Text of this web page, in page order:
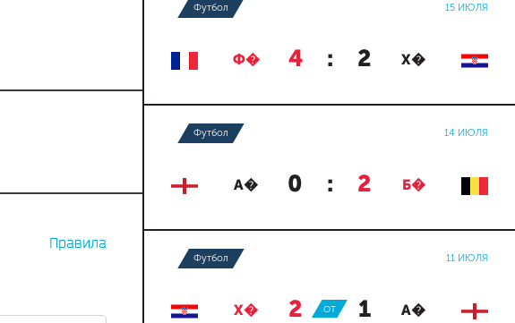
Правила
Футбол 15 ИЮЛЯ
Ф� 4 : 2 Х�
Футбол 14 ИЮЛЯ
А� 0 : 2 Б�
Футбол 11 ИЮЛЯ
Х� 2 : 1 А�
ОТ